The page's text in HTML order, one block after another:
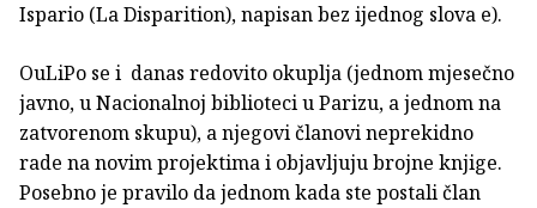
Ispario (La Disparition), napisan bez ijednog slova e).
OuLiPo se i danas redovito okuplja (jednom mjesečno
javno, u Nacionalnoj biblioteci u Parizu, a jednom na
zatvorenom skupu), a njegovi članovi neprekidno
rade na novim projektima i objavljuju brojne knjige.
Posebno je pravilo da jednom kada ste postali član